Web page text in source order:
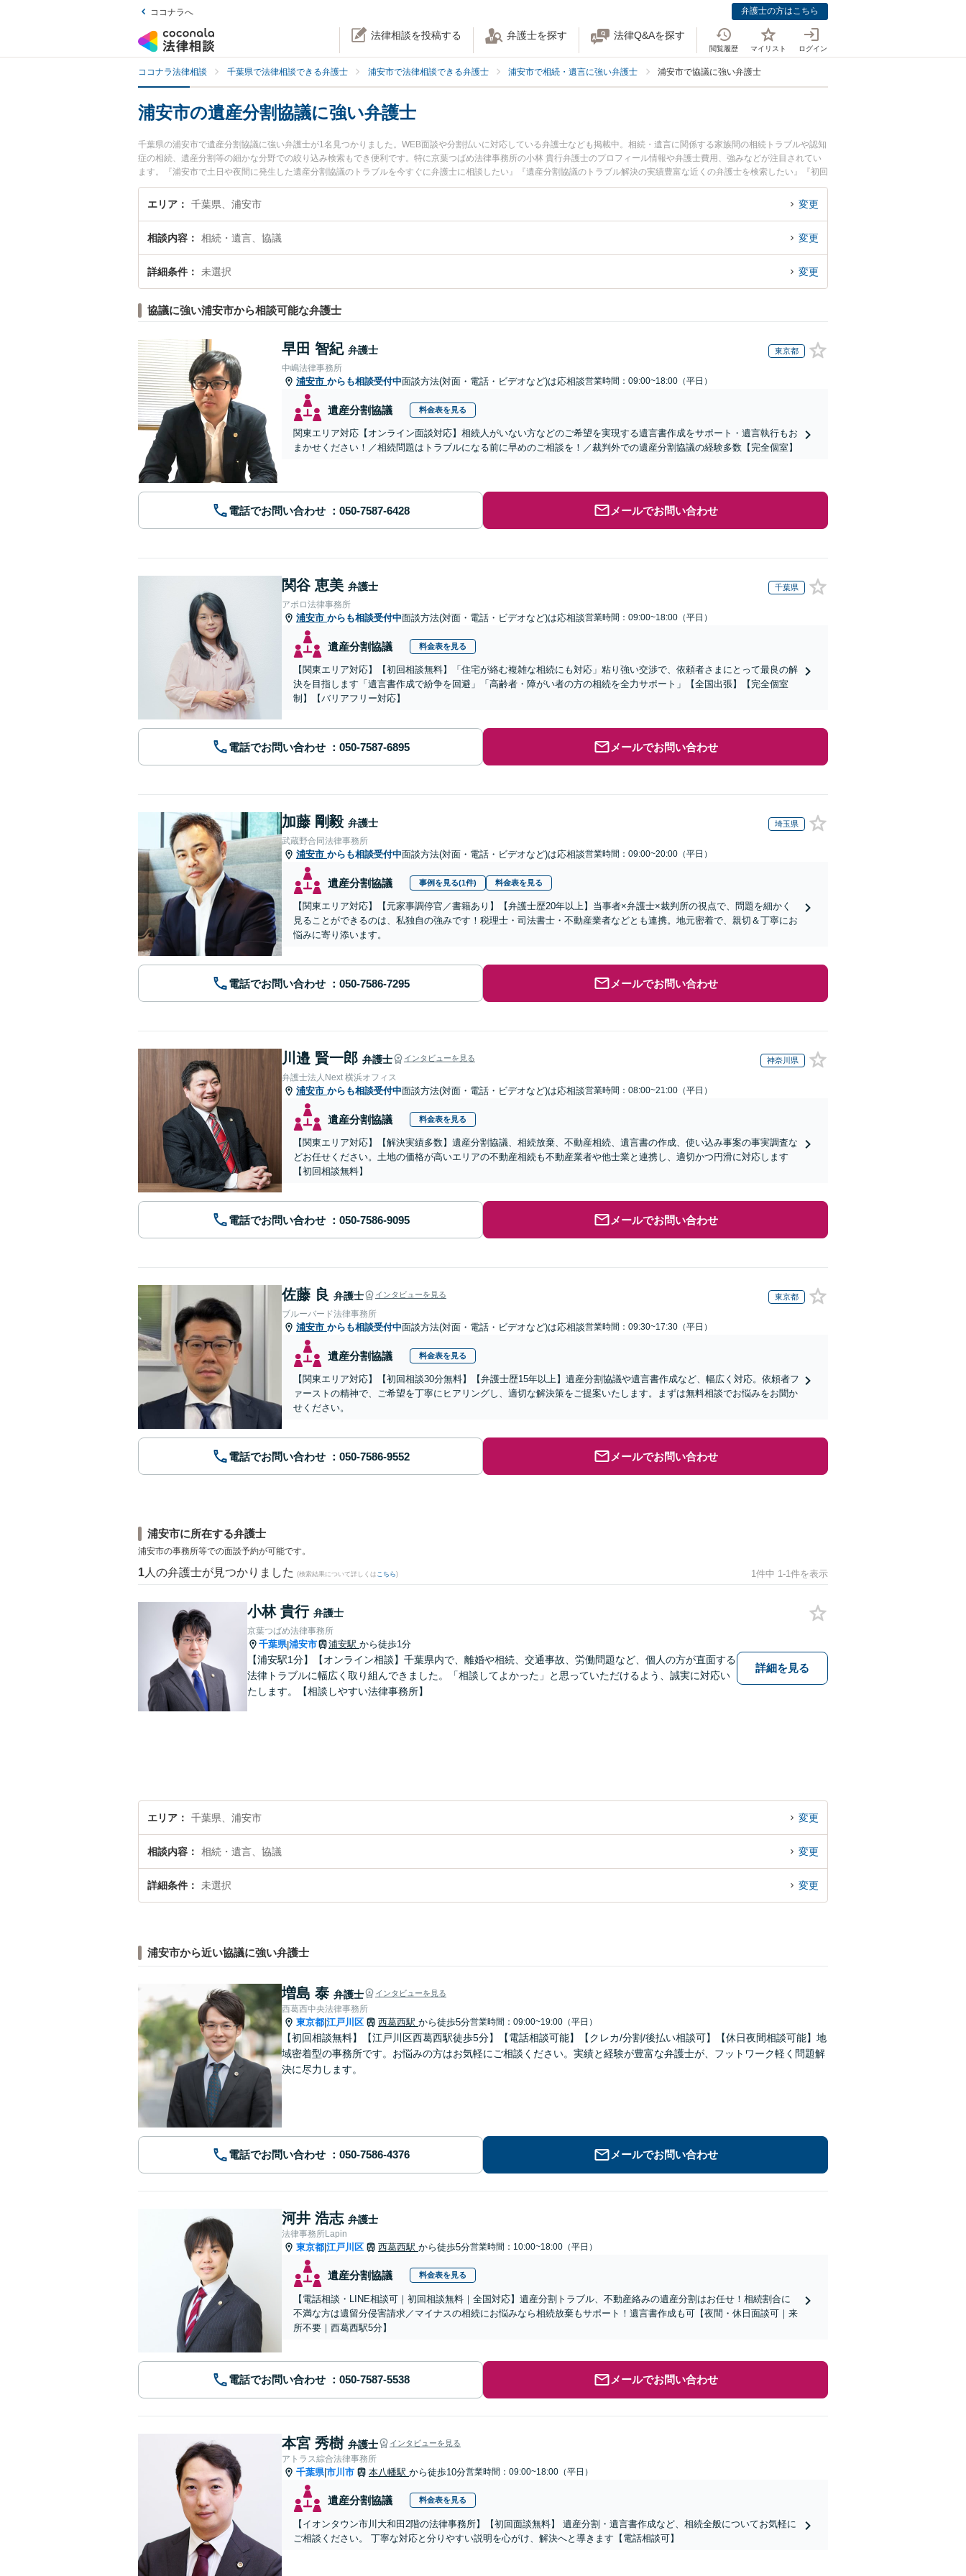
ココナラへ 弁護士の方はこちら
法律相談を投稿する 弁護士を探す 法律Q&Aを探す
閲覧履歴 マイリスト ログイン
ココナラ法律相談 千葉県で法律相談できる弁護士 浦安市で法律相談できる弁護士 浦安市で相続・遺言に強い弁護士 浦安市で協議に強い弁護士
浦安市の遺産分割協議に強い弁護士
千葉県の浦安市で遺産分割協議に強い弁護士が1名見つかりました。WEB面談や分割払いに対応している弁護士なども掲載中。相続・遺言に関係する家族間の相続トラブルや認知
症の相続、遺産分割等の細かな分野での絞り込み検索もでき便利です。特に京葉つばめ法律事務所の小林 貴行弁護士のプロフィール情報や弁護士費用、強みなどが注目されてい
ます。『浦安市で土日や夜間に発生した遺産分割協議のトラブルを今すぐに弁護士に相談したい』『遺産分割協議のトラブル解決の実績豊富な近くの弁護士を検索したい』『初回
相談無料で遺産分割協議を法律相談できる浦安市内の弁護士に相談予約したい』などでお困りの相談者さんにおすすめです。
エリア 千葉県、浦安市 変更
相談内容 相続・遺言、協議 変更
詳細条件 未選択 変更
協議に強い浦安市から相談可能な弁護士
早田 智紀 弁護士 東京都
中嶋法律事務所
浦安市 からも相談受付中面談方法(対面・電話・ビデオなど)は応相談営業時間：09:00~18:00（平日）
遺産分割協議 料金表を見る
関東エリア対応【オンライン面談対応】相続人がいない方などのご希望を実現する遺言書作成をサポート・遺言執行もお
まかせください！／相続問題はトラブルになる前に早めのご相談を！／裁判外での遺産分割協議の経験多数【完全個室】
電話でお問い合わせ メールでお問い合わせ
関谷 恵美 弁護士 千葉県
アポロ法律事務所
浦安市 からも相談受付中面談方法(対面・電話・ビデオなど)は応相談営業時間：09:00~18:00（平日）
遺産分割協議 料金表を見る
【関東エリア対応】【初回相談無料】「住宅が絡む複雑な相続にも対応」粘り強い交渉で、依頼者さまにとって最良の解
決を目指します「遺言書作成で紛争を回避」「高齢者・障がい者の方の相続を全力サポート」【全国出張】【完全個室
制】【バリアフリー対応】
電話でお問い合わせ メールでお問い合わせ
加藤 剛毅 弁護士 埼玉県
武蔵野合同法律事務所
浦安市 からも相談受付中面談方法(対面・電話・ビデオなど)は応相談営業時間：09:00~20:00（平日）
遺産分割協議 事例を見る(1件) 料金表を見る
【関東エリア対応】【元家事調停官／書籍あり】【弁護士歴20年以上】当事者×弁護士×裁判所の視点で、問題を細かく
見ることができるのは、私独自の強みです！税理士・司法書士・不動産業者などとも連携。地元密着で、親切＆丁寧にお
悩みに寄り添います。
電話でお問い合わせ メールでお問い合わせ
川邉 賢一郎 弁護士 インタビューを見る 神奈川県
弁護士法人Next 横浜オフィス
浦安市 からも相談受付中面談方法(対面・電話・ビデオなど)は応相談営業時間：08:00~21:00（平日）
遺産分割協議 料金表を見る
【関東エリア対応】【解決実績多数】遺産分割協議、相続放棄、不動産相続、遺言書の作成、使い込み事案の事実調査な
どお任せください。土地の価格が高いエリアの不動産相続も不動産業者や他士業と連携し、適切かつ円滑に対応します
【初回相談無料】
電話でお問い合わせ メールでお問い合わせ
佐藤 良 弁護士 インタビューを見る 東京都
ブルーバード法律事務所
浦安市 からも相談受付中面談方法(対面・電話・ビデオなど)は応相談営業時間：09:30~17:30（平日）
遺産分割協議 料金表を見る
【関東エリア対応】【初回相談30分無料】【弁護士歴15年以上】遺産分割協議や遺言書作成など、幅広く対応。依頼者フ
ァーストの精神で、ご希望を丁寧にヒアリングし、適切な解決策をご提案いたします。まずは無料相談でお悩みをお聞か
せください。
電話でお問い合わせ メールでお問い合わせ
浦安市に所在する弁護士
浦安市の事務所等での面談予約が可能です。
1 人の弁護士が見つかりました (検索結果について詳しくは こちら) 1件中 1-1件を表示
小林 貴行 弁護士
京葉つばめ法律事務所
千葉県|浦安市 浦安駅 から徒歩1分
【浦安駅1分】【オンライン相談】千葉県内で、離婚や相続、交通事故、労働問題など、個人の方が直面する
法律トラブルに幅広く取り組んできました。「相談してよかった」と思っていただけるよう、誠実に対応い
たします。【相談しやすい法律事務所】
詳細を見る
エリア 千葉県、浦安市 変更
相談内容 相続・遺言、協議 変更
詳細条件 未選択 変更
浦安市から近い協議に強い弁護士
増島 泰 弁護士 インタビューを見る
西葛西中央法律事務所
東京都 江戸川区 西葛西駅 から徒歩5分営業時間：09:00~19:00（平日）
【初回相談無料】【江戸川区西葛西駅徒歩5分】【電話相談可能】【クレカ/分割/後払い相談可】【休日夜間相談可能】地
域密着型の事務所です。お悩みの方はお気軽にご相談ください。実績と経験が豊富な弁護士が、フットワーク軽く問題解
決に尽力します。
電話でお問い合わせ メールでお問い合わせ
河井 浩志 弁護士
法律事務所Lapin
東京都 江戸川区 西葛西駅 から徒歩5分営業時間：10:00~18:00（平日）
遺産分割協議 料金表を見る
【電話相談・LINE相談可｜初回相談無料｜全国対応】遺産分割トラブル、不動産絡みの遺産分割はお任せ！相続割合に
不満な方は遺留分侵害請求／マイナスの相続にお悩みなら相続放棄もサポート！遺言書作成も可【夜間・休日面談可｜来
所不要｜西葛西駅5分】
電話でお問い合わせ メールでお問い合わせ
本宮 秀樹 弁護士 インタビューを見る
アトラス綜合法律事務所
千葉県|市川市 本八幡駅 から徒歩10分営業時間：09:00~18:00（平日）
遺産分割協議 料金表を見る
【イオンタウン市川大和田2階の法律事務所】【初回面談無料】 遺産分割・遺言書作成など、相続全般についてお気軽に
ご相談ください。 丁寧な対応と分りやすい説明を心がけ、解決へと導きます【電話相談可】